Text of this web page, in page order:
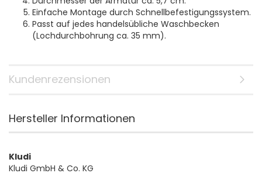
Einfache Montage durch Schnellbefestigungssystem.
Passt auf jedes handelsübliche Waschbecken
(Lochdurchbohrung ca. 35 mm).
Kundenrezensionen
Hersteller Informationen
Kludi
Kludi GmbH & Co. KG